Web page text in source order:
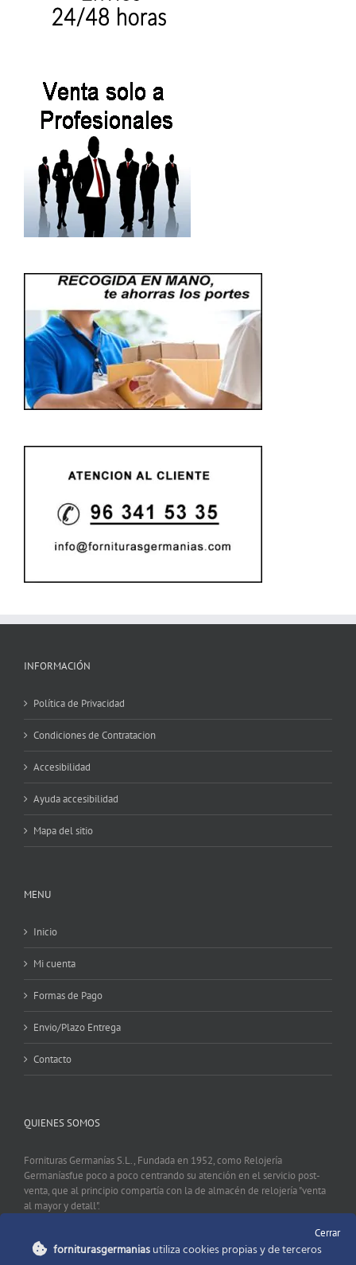
INFORMACIÓN
Política de Privacidad
Condiciones de Contratacion
Accesibilidad
Ayuda accesibilidad
Mapa del sitio
MENU
Inicio
Mi cuenta
Formas de Pago
Envio/Plazo Entrega
Contacto
QUIENES SOMOS
Fornituras Germanías S.L., Fundada en 1952, como Relojería
Germaníasfue poco a poco centrando su atención en el servicio post-
venta, que al principio compartía con la de almacén de relojería "venta
al mayor y detall".
CONTACTO
Cerrar
forniturasgermaniasutiliza cookies propias y de terceros